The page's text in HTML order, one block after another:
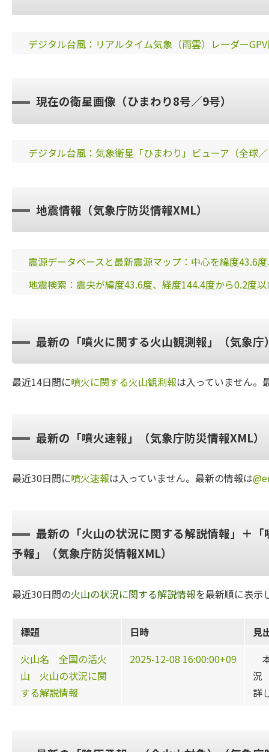
デジタル台風：リアルタイム気象（雨雲）レーダー
現在の衛星画像（ひまわり8号／9号）
デジタル台風：気象衛星「ひまわり」ビューア（全球
地震情報（気象庁防災情報XML）
震源データベースと最新震源マップ：中心を緯度43.6
地震検索：震央が緯度43.6度、経度144.4度から0.2度
最新の「噴火に関する火山観測報」（気象庁
最近14日間に噴火に関する火山観測報は入っていません。
最新の「噴火速報」（気象庁防災情報XML）
最近30日間に噴火速報は入っていません。最新の情報は
最新の「火山の状況に関する解説情報」＋
予報」（気象庁防災情報XML）
最近30日間の火山の状況に関する解説情報を最新順に表示
標題 日時
見
火山名 全国の活火
山 火山の状況に関
する解説情報
2025-12-08 16:00:00+09
況
詳